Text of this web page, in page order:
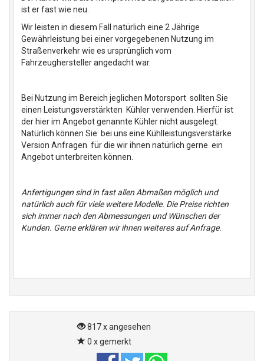
ist er fast wie neu.
Wir leisten in diesem Fall natürlich eine 2 Jährige
Gewährleistung bei einer vorgegebenen Nutzung im
Straßenverkehr wie es ursprünglich vom
Fahrzeughersteller angedacht war.
Bei Nutzung im Bereich jeglichen Motorsport sollten Sie
einen Leistungsverstärkten Kühler verwenden. Hierfür ist
der hier im Angebot genannte Kühler nicht ausgelegt.
Natürlich können Sie bei uns eine Kühlleistungsverstärke
Version Anfragen für die wir ihnen natürlich gerne ein
Angebot unterbreiten können.
Anfertigungen sind in fast allen Abmaßen möglich und
natürlich auch für viele weitere Modelle. Die Preise richten
sich immer nach den Abmessungen und Wünschen der
Kunden. Gerne erklären wir ihnen weiteres auf Anfrage.
817 x angesehen
0 x gemerkt